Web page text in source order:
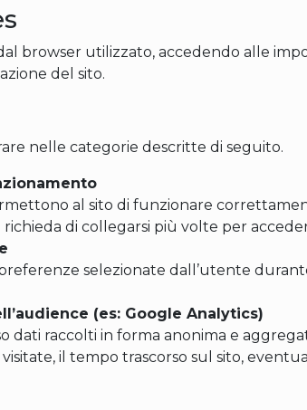
browser utilizzato, accedendo alle
del sito.
nelle categorie descritte di seguito.
al sito di funzionare
di collegarsi più volte per
selezionate dall’utente
(es: Google Analytics)
dati raccolti in forma anonima e
il tempo trascorso sul sito,